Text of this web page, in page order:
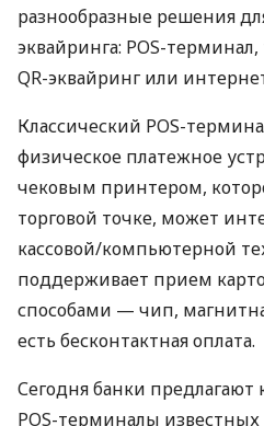
разнообразные решения
эквайринга: POS-
QR-эквайринг или
Классический POS-
физическое платежное
чековым принтером,
торговой точке, может
кассовой/компьютерной
поддерживает прием
способами — чип,
есть бесконтактная оплата.
Сегодня банки
POS-терминалы